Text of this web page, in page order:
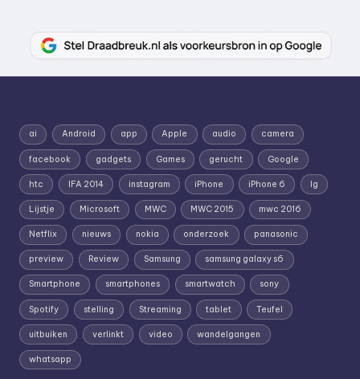
ai Android app Apple audio camera
facebook gadgets Games gerucht Google
htc IFA 2014 instagram iPhone iPhone 6 lg
Lijstje Microsoft MWC MWC 2015 mwc 2016
Netflix nieuws nokia onderzoek panasonic
preview Review Samsung samsung galaxy s6
Smartphone smartphones smartwatch sony
Spotify stelling Streaming tablet Teufel
uitbuiken verlinkt video wandelgangen
whatsapp